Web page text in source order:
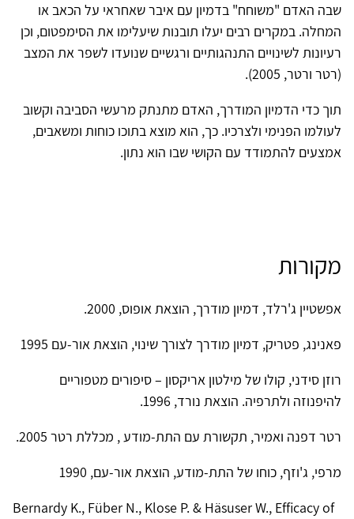
שבה האדם "משוחח" בדמיון עם איבר שאחראי על הכאב או
המחלה. במקרים רבים יעלו תובנות שיעלימו את הסימפטום, וכן
רעיונות לשינויים התנהגותיים ורגשיים שנועדו לשפר את המצב
(רטר ורטר, 2005).
תוך כדי הדמיון המודרך, האדם מתנתק מרעשי הסביבה וקשוב
לעולמו הפנימי ולצרכיו. כך, הוא מוצא בתוכו כוחות ומשאבים,
אמצעים להתמודד עם הקושי שבו הוא נתון.
מקורות
אפשטיין ג'רלד, דמיון מודרך, הוצאת אופוס, 2000.
פאנינג, פטריק, דמיון מודרך לצורך שינוי, הוצאת אור-עם 1995
רוזן סידני, קולו של מילטון אריקסון – סיפורים מטפוריים
להיפנוזה ולתרפיה. הוצאת נורד, 1996.
רטר דפנה ואמיר, תקשורת עם התת-מודע , מכללת רטר 2005.
מרפי, ג'וזף, כוחו של התת-מודע, הוצאת אור-עם, 1990
Bernardy K., Füber N., Klose P. & Häsuser W., Efficacy of